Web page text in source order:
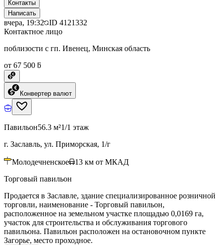
Контакты
Написать
вчера, 19:32 ID 4121332
Контактное лицо
поблизости с гп. Ивенец, Минская область
от 67 500 ƃ
Конвертер валют
Павильон56.3 м²1/1 этаж
г. Заславль, ул. Приморская, 1/г
Молодечненское 13 км от МКАД
Торговый павильон
Продается в Заславле, здание специализированное розничной
торговли, наименование - Торговый павильон,
расположенное на земельном участке площадью 0,0169 га,
участок для строительства и обслуживания торгового
павильона. Павильон расположен на остановочном пункте
Загорье, место проходное.